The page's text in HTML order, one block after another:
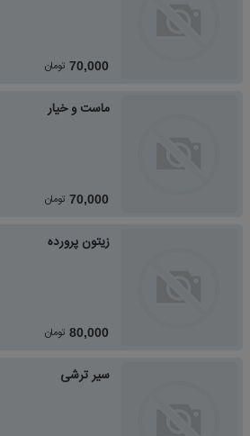
70,000 تومان
ماست و خیار
70,000 تومان
زیتون پرورده
80,000 تومان
سیر ترشی